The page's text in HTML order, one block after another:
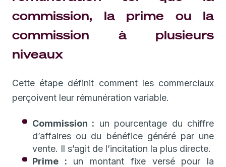
commission, la prime ou la
commission à plusieurs
niveaux
Cette étape définit comment les commerciaux
perçoivent leur rémunération variable.
Commission : un pourcentage du chiffre
d’affaires ou du bénéfice généré par une
vente. Il s’agit de l’incitation la plus directe.
Prime : un montant fixe versé pour la